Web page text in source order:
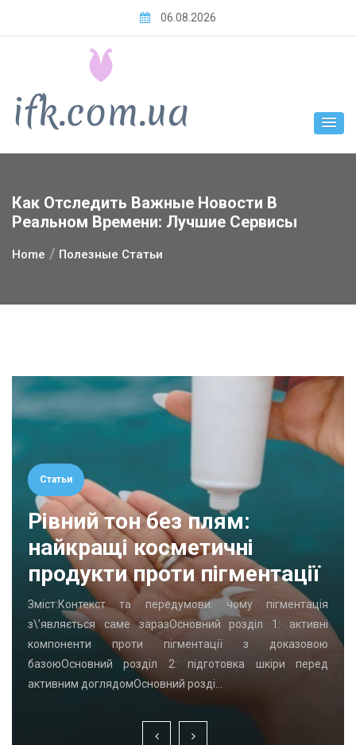
06.08.2026
Как Отследить Важные Новости В
Реальном Времени: Лучшие Сервисы
Home Полезные Статьи
Статьи
Рівний тон без плям:
найкращі косметичні
продукти проти пігментації
Зміст:Контекст та передумови: чому пігментація
з\’являється саме заразОсновний розділ 1: активні
компоненти проти пігментації з доказовою
базоюОсновний розділ 2: підготовка шкіри перед
активним доглядомОсновний розді…